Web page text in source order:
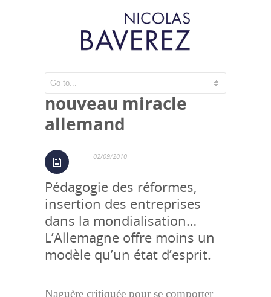
Du bon usage du
nouveau miracle
allemand
02/09/2010
Pédagogie des réformes,
insertion des entreprises
dans la mondialisation…
L’Allemagne offre moins un
modèle qu’un état d’esprit.
Naguère critiquée pour se comporter